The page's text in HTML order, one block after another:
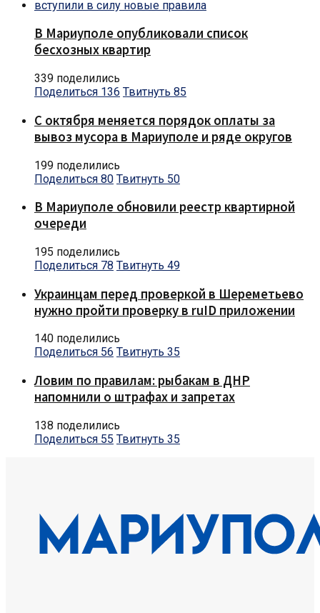
В Мариуполе опубликовали список
бесхозных квартир
339 поделились
Поделиться 136 Твитнуть 85
С октября меняется порядок оплаты за
вывоз мусора в Мариуполе и ряде округов
199 поделились
Поделиться 80 Твитнуть 50
В Мариуполе обновили реестр квартирной
очереди
195 поделились
Поделиться 78 Твитнуть 49
Украинцам перед проверкой в Шереметьево
нужно пройти проверку в ruID приложении
140 поделились
Поделиться 56 Твитнуть 35
Ловим по правилам: рыбакам в ДНР
напомнили о штрафах и запретах
138 поделились
Поделиться 55 Твитнуть 35